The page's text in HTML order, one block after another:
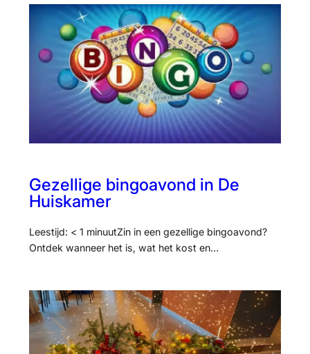
Gezellige bingoavond in De
Huiskamer
Leestijd: < 1 minuutZin in een gezellige bingoavond?
Ontdek wanneer het is, wat het kost en…